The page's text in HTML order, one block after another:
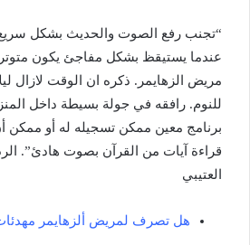
“تجنب رفع الصوت والحديث بشكل
عندما يستيقظ بشكل مفاجئ يكون متوتر
مريض الزهايمر. ذكره ان الوقت لازال
للنوم. رافقه في جولة بسيطة داخل
برنامج معين ممكن تسجيله له أو ممكن
قراءة آيات من القرآن بصوت هادئ”.
العتيبي
هل تصرف لمريض ألزهايمر